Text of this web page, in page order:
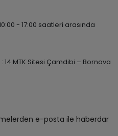
- 17:00 saatleri arasında
14 MTK Sitesi Çamdibi – Bornova
e-posta ile haberdar